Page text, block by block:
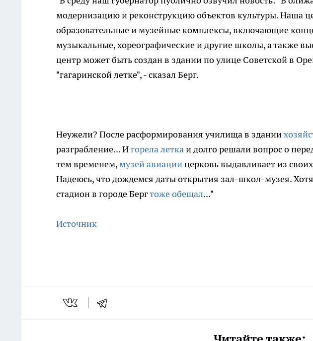
модернизацию и реконструкцию объектов культуры. Наша
образовательные и музейные комплексы, включающие
музыкальные, хореографические и другие школы, а также
центр может быть создан в здании по улице Советской в
"гагаринской летке", - сказал Берг.
Неужели? После расформирования училища в здании
разграбление... Игорела леткаи долго решали вопрос о
тем временем,музей авиациицерковь выдавливает из
Надеюсь, что дождемся даты открытия зал-школ-музея.
стадион в городе Бергтоже обещал..."
Источник